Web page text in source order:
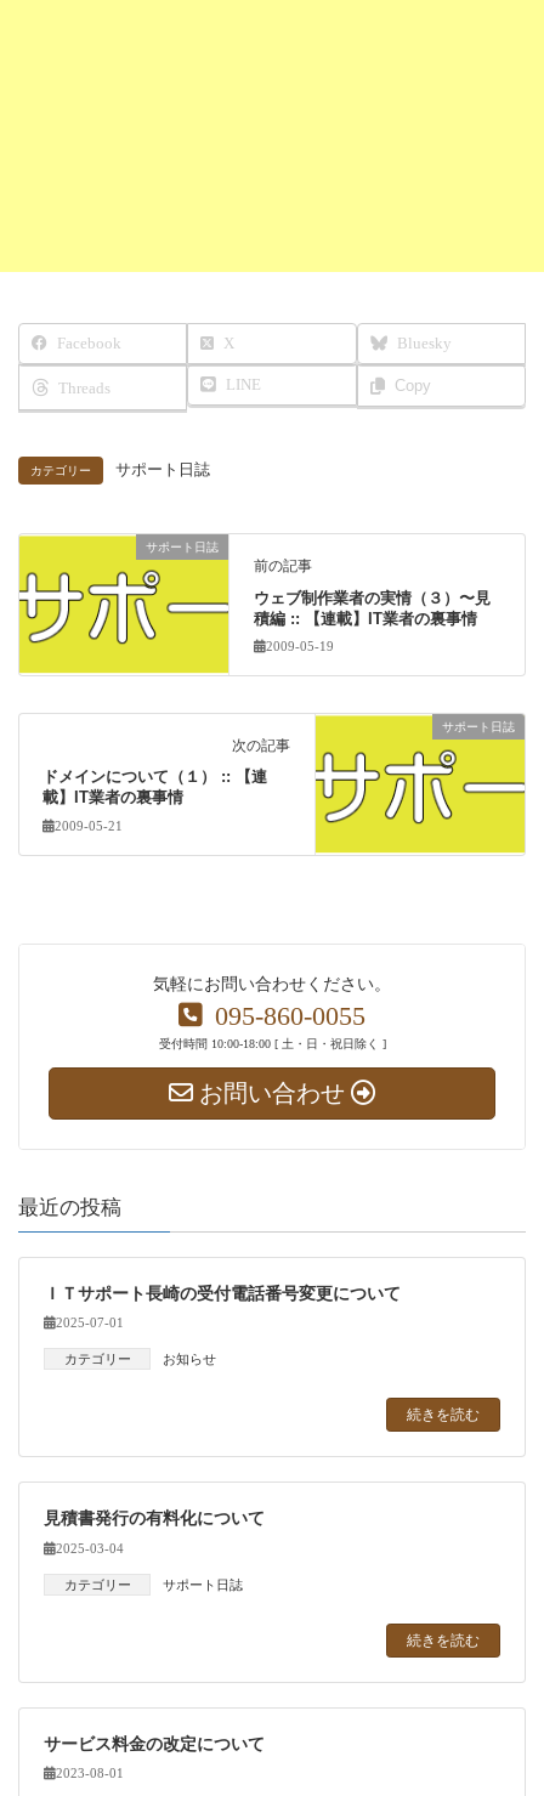
Facebook X Bluesky
Threads LINE Copy
カテゴリー サポート日誌
サポート日誌
前の記事
ウェブ制作業者の実情（３）〜見
積編 :: 【連載】IT業者の裏事情
2009-05-19
サポート日誌
次の記事
ドメインについて（１） :: 【連
載】IT業者の裏事情
2009-05-21
気軽にお問い合わせください。
095-860-0055
受付時間 10:00-18:00 [ 土・日・祝日除く ]
お問い合わせ
最近の投稿
ＩＴサポート長崎の受付電話番号変更について
2025-07-01
カテゴリー お知らせ
続きを読む
見積書発行の有料化について
2025-03-04
カテゴリー サポート日誌
続きを読む
サービス料金の改定について
2023-08-01